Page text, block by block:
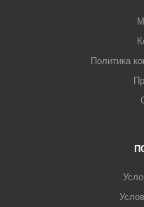
Политика